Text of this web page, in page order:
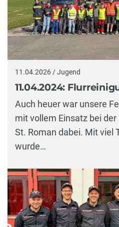
11.04.2026 / Jugend
11.04.2024:
Auch heuer war unsere
mit vollem Einsatz bei
St. Roman dabei. Mit viel
wurde…